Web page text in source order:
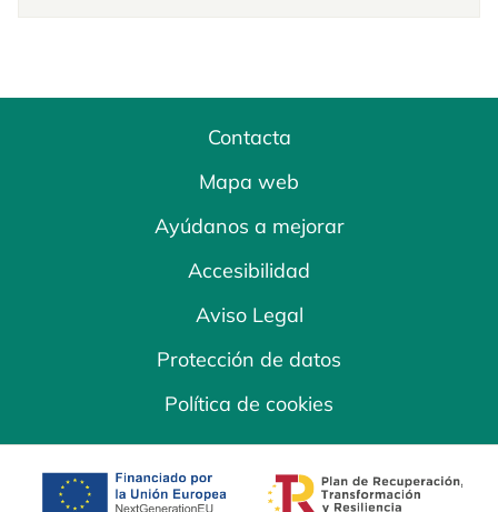
Contacta
Mapa web
Ayúdanos a mejorar
Accesibilidad
Aviso Legal
Protección de datos
Política de cookies
se abre en una pestaña nuevase abre en una